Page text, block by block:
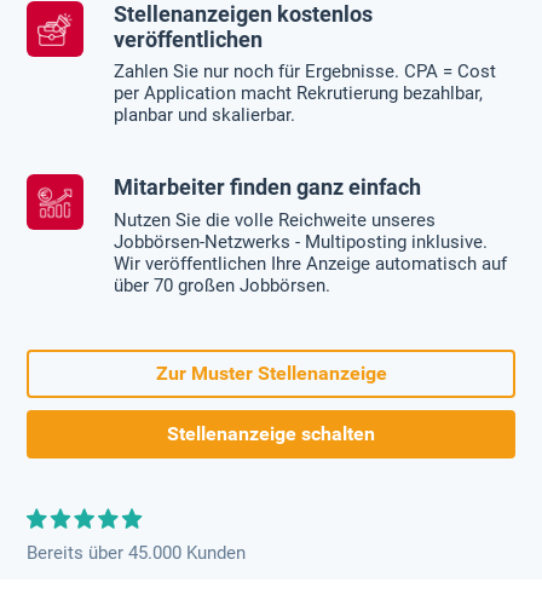
Stellenanzeigen kostenlos
veröffentlichen
Zahlen Sie nur noch für Ergebnisse. CPA = Cost
per Application macht Rekrutierung bezahlbar,
planbar und skalierbar.
Mitarbeiter finden ganz einfach
Nutzen Sie die volle Reichweite unseres
Jobbörsen-Netzwerks - Multiposting inklusive.
Wir veröffentlichen Ihre Anzeige automatisch auf
über 70 großen Jobbörsen.
Zur Muster Stellenanzeige
Stellenanzeige schalten
Bereits über 45.000 Kunden